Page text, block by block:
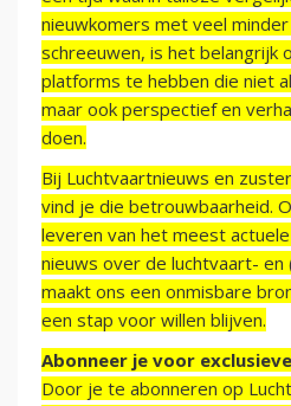
nieuwkomers met veel
schreeuwen, is het belangrijk
platforms te hebben die niet
maar ook perspectief en
doen.
Bij Luchtvaartnieuws en
vind je die betrouwbaarheid.
leveren van het meest
nieuws over de luchtvaart- en
maakt ons een onmisbare
een stap voor willen blijven.
Abonneer je voor
Door je te abonneren op